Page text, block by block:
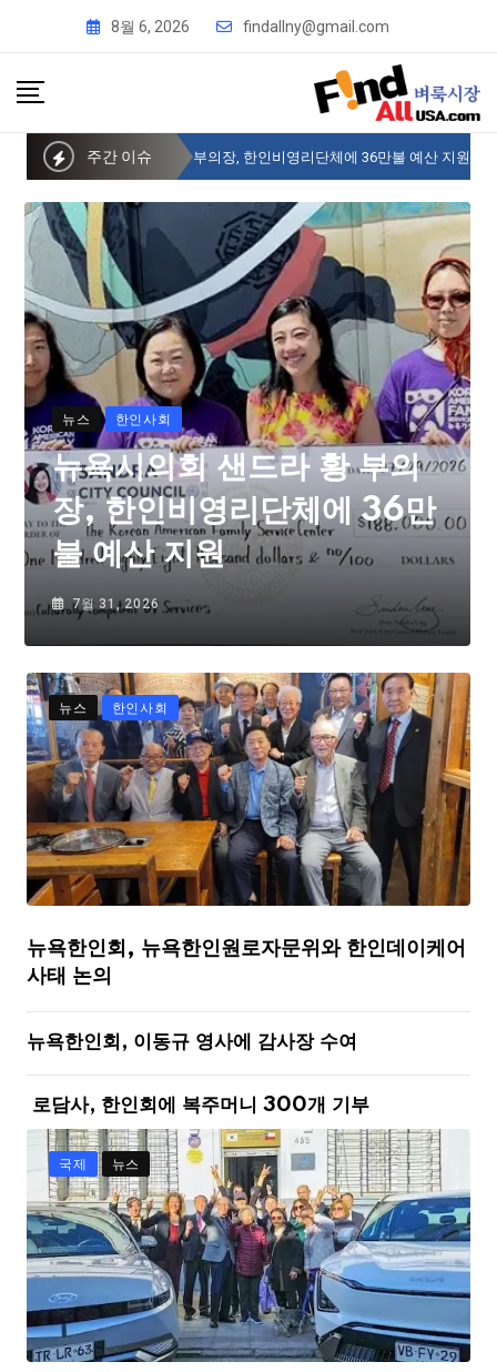
8월 6, 2026 findallny@gmail.com
주간 이슈
뉴욕시의회 샌드라 황 부의장, 한인비영리단체에 36만불 예산 지원
뉴스 한인사회
뉴욕시의회 샌드라 황 부의
장, 한인비영리단체에 36만
불 예산 지원
7월 31, 2026
뉴스 한인사회
뉴욕한인회, 뉴욕한인원로자문위와 한인데이케어
사태 논의
뉴욕한인회, 이동규 영사에 감사장 수여
로담사, 한인회에 복주머니 300개 기부
국제 뉴스